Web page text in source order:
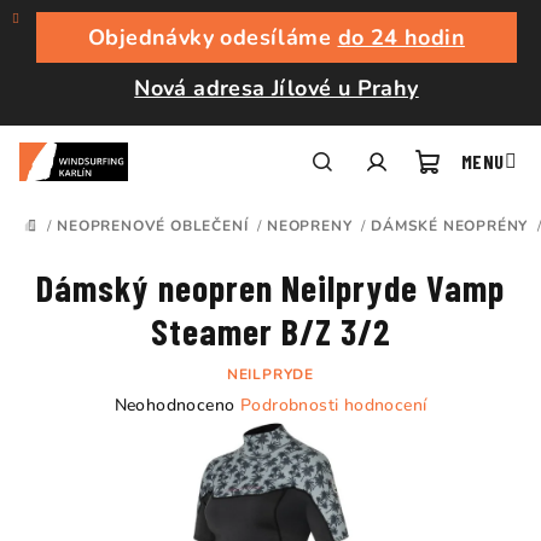
Přejít
obsah
Objednávky odesíláme do 24 hodin
Nová adresa Jílové u Prahy
košík
DOMŮ
/ NEOPRENOVÉ OBLEČENÍ / NEOPRENY / DÁMSKÉ NEOPRÉNY /
Dámský neopren Neilpryde Vamp
Steamer B/Z 3/2
NEILPRYDE
Průměrné
Neohodnoceno Podrobnosti hodnocení